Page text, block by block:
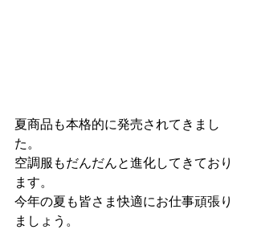
夏商品も本格的に発売されてきまし
た。
空調服もだんだんと進化してきており
ます。
今年の夏も皆さま快適にお仕事頑張り
ましょう。